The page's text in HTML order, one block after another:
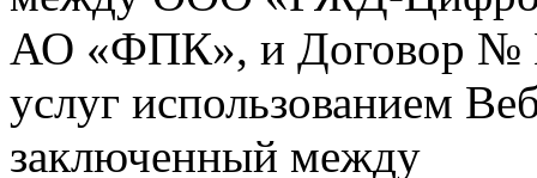
АО «ФПК», и Договор №
услуг использованием
заключенный между